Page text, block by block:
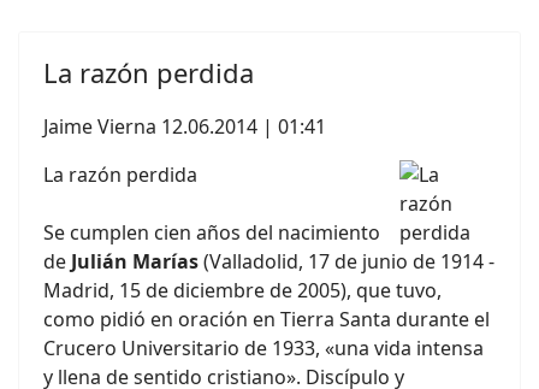
La razón perdida
Jaime Vierna 12.06.2014 | 01:41
La razón perdida
Se cumplen cien años del nacimiento
de Julián Marías(Valladolid, 17 de junio de 1914 -
Madrid, 15 de diciembre de 2005), que tuvo,
como pidió en oración en Tierra Santa durante el
Crucero Universitario de 1933, «una vida intensa
y llena de sentido cristiano». Discípulo y